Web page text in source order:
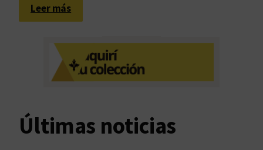
Leer más:
N
v
a
e
Últimas noticias